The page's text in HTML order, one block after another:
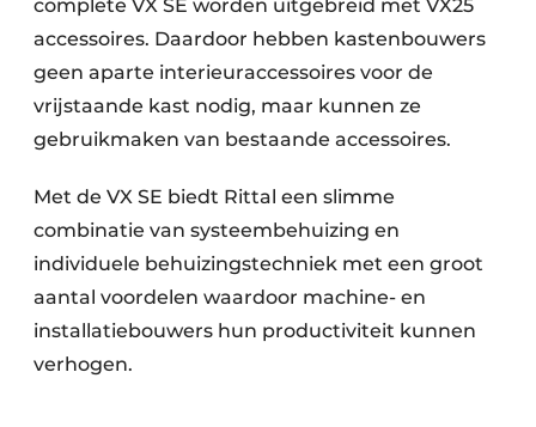
complete VX SE worden uitgebreid met VX25
accessoires. Daardoor hebben kastenbouwers
geen aparte interieuraccessoires voor de
vrijstaande kast nodig, maar kunnen ze
gebruikmaken van bestaande accessoires.
Met de VX SE biedt Rittal een slimme
combinatie van systeembehuizing en
individuele behuizingstechniek met een groot
aantal voordelen waardoor machine- en
installatiebouwers hun productiviteit kunnen
verhogen.